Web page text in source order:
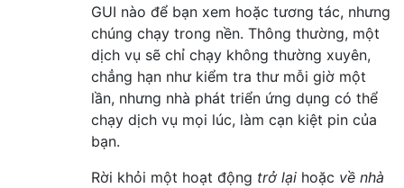
GUI nào để bạn xem hoặc tương tác, nhưng
chúng chạy trong nền. Thông thường, một
dịch vụ sẽ chỉ chạy không thường xuyên,
chẳng hạn như kiểm tra thư mỗi giờ một
lần, nhưng nhà phát triển ứng dụng có thể
chạy dịch vụ mọi lúc, làm cạn kiệt pin của
bạn.
Rời khỏi một hoạt động trở lại hoặc về nhà